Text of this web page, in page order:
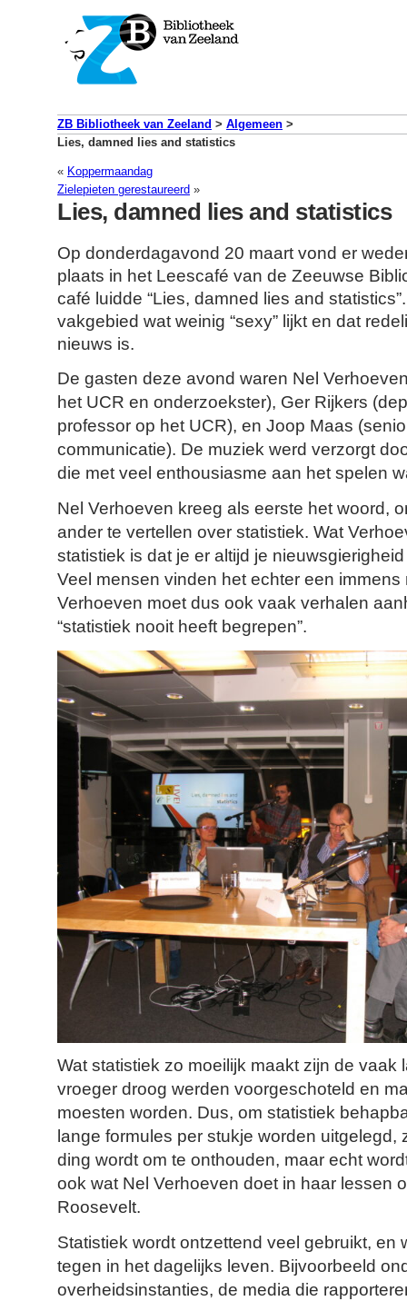
ZB Bibliotheek van Zeeland > Algemeen >
Lies, damned lies and statistics
« Koppermaandag
Zielepieten gerestaureerd »
Lies, damned lies and statistics
Op donderdagavond 20 maart vond er
plaats in het Leescafé van de Zeeuwse
café luidde “Lies, damned lies and
vakgebied wat weinig “sexy” lijkt en dat
nieuws is.
De gasten deze avond waren Nel
het UCR en onderzoekster), Ger Rijkers
professor op het UCR), en Joop Maas
communicatie). De muziek werd verzorgt
die met veel enthousiasme aan het spelen
Nel Verhoeven kreeg als eerste het woord,
ander te vertellen over statistiek. Wat
statistiek is dat je er altijd je
Veel mensen vinden het echter een
Verhoeven moet dus ook vaak verhalen
“statistiek nooit heeft begrepen”.
Wat statistiek zo moeilijk maakt zijn de vaak
vroeger droog werden voorgeschoteld en
moesten worden. Dus, om statistiek
lange formules per stukje worden uitgelegd,
ding wordt om te onthouden, maar echt
ook wat Nel Verhoeven doet in haar lessen
Roosevelt.
Statistiek wordt ontzettend veel gebruikt, en
tegen in het dagelijks leven. Bijvoorbeeld
overheidsinstanties, de media die